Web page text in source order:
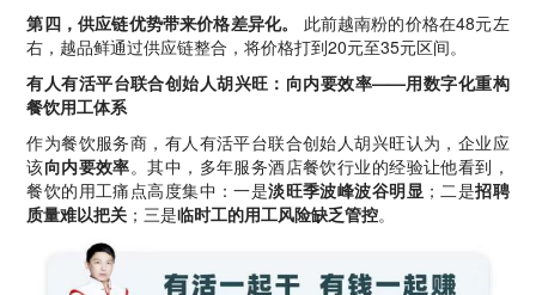
第四，供应链优势带来价格差异化。
此前越南粉的价格在48元左
右，越品鲜通过供应链整合，将价格打到20元至35元区间。
有人有活平台联合创始人胡兴旺：向内要效率——用数字化重构
餐饮用工体系
作为餐饮服务商，有人有活平台联合创始人胡兴旺认为，企业应
该向内要效率。其中，多年服务酒店餐饮行业的经验让他看到，
餐饮的用工痛点高度集中：一是淡旺季波峰波谷明显 ；二是招聘
质量难以把关 ；三是临时工的用工风险缺乏管控。